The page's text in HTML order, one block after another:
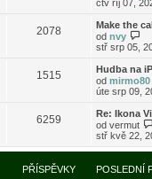
í
p
ě
v
k
í
ř
í
s
p
ě
v
k
ř
čtv říj 07,
2078
Make the
od nvy
o
r
a
z
t
p
o
s
l
e
d
stř srp 05,
1515
Hudba na
od mirmo80
úte srp 09,
6259
Re: Ikona
od vermut
stř kvě 22,
PŘÍSPĚVKY POSLEDNÍ